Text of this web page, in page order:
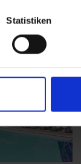
Statistiken